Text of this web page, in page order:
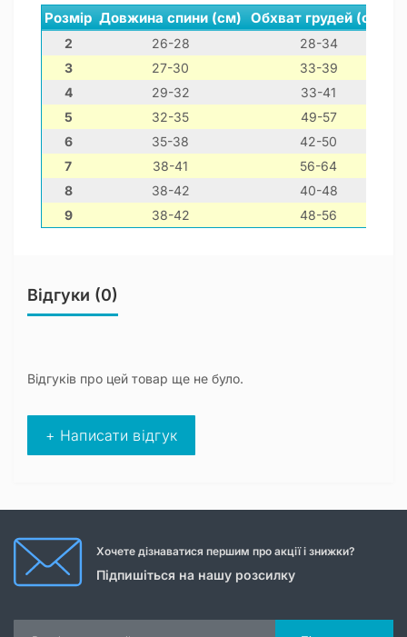
Розмір Довжина спини (см) Обхват грудей (см)
2 26-28
28-34
3
27-30
33-39
4
29-32
33-41
5
32-35
49-57
6
35-38
42-50
7
38-41
56-64
8
38-42
40-48
9
38-42 48-56
Відгуки (0)
Відгуків про цей товар ще не було.
+ Написати відгук
Хочете дізнаватися першим про акції і знижки?
Підпишіться на нашу розсилку